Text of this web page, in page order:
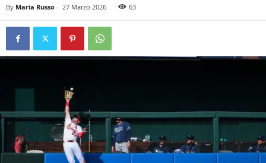
By Maria Russo - 27 Marzo 2026 63